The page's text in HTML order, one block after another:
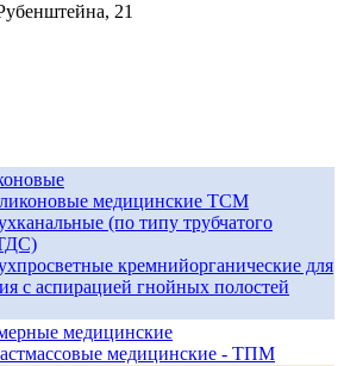
21
медицинские ТСМ
(по типу трубчатого
кремнийорганические для
с аспирацией гнойных полостей
медицинские
медицинские - ТПМ